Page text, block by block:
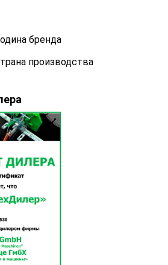
бренда
производства